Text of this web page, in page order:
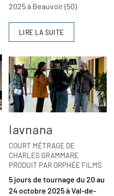
2025 à Beauvoir (50)
LIRE LA SUITE
Iavnana
COURT MÉTRAGE DE
CHARLES GRAMMARE
PRODUIT PAR ORPHÉE FILMS
5 jours de tournage du 20 au
24 octobre 2025 à Val-de-